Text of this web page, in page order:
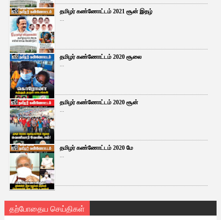
தமிழர் கண்ணோட்டம் 2021 சூன் இதழ்
...
தமிழர் கண்ணோட்டம் 2020 சூலை
...
தமிழர் கண்ணோட்டம் 2020 சூன்
...
தமிழர் கண்ணோட்டம் 2020 மே
...
தற்போதைய செய்திகள்